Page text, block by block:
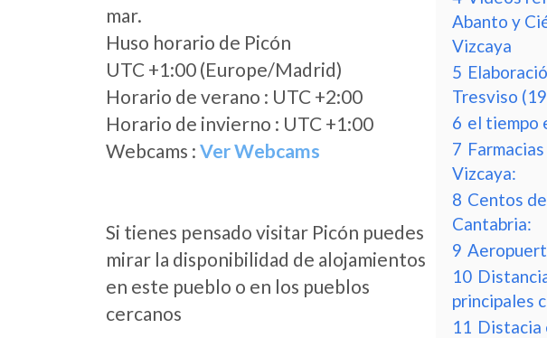
mar.
Huso horario de Picón
UTC +1:00 (Europe/Madrid)
Horario de verano : UTC +2:00
Horario de invierno : UTC +1:00
Webcams : Ver Webcams
Si tienes pensado visitar Picón puedes
mirar la disponibilidad de alojamientos
en este pueblo o en los pueblos
cercanos
Abanto y
Vizcaya
5
Tresviso
6 el tiempo
7
Vizcaya:
8 Centos
Cantabria:
9
10
principales
11 Distacia